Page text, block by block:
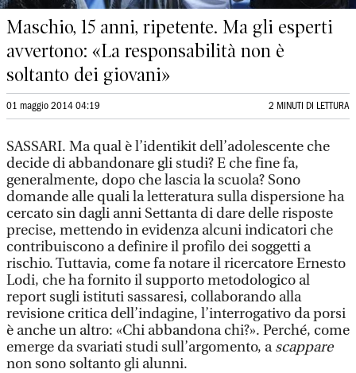
Maschio, 15 anni, ripetente. Ma gli esperti
avvertono: «La responsabilità non è
soltanto dei giovani»
01 maggio 2014 04:19 2 MINUTI DI LETTURA
SASSARI. Ma qual è l’identikit dell’adolescente che
decide di abbandonare gli studi? E che fine fa,
generalmente, dopo che lascia la scuola? Sono
domande alle quali la letteratura sulla dispersione ha
cercato sin dagli anni Settanta di dare delle risposte
precise, mettendo in evidenza alcuni indicatori che
contribuiscono a definire il profilo dei soggetti a
rischio. Tuttavia, come fa notare il ricercatore Ernesto
Lodi, che ha fornito il supporto metodologico al
report sugli istituti sassaresi, collaborando alla
revisione critica dell’indagine, l’interrogativo da porsi
è anche un altro: «Chi abbandona chi?». Perché, come
emerge da svariati studi sull’argomento, ascappare
non sono soltanto gli alunni.